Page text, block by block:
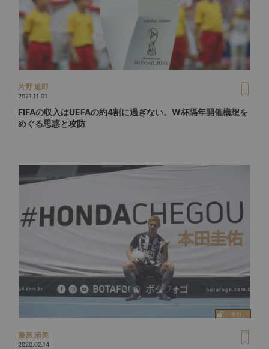
片野 道郎
2021.11.01
FIFAの収入はUEFAの約4割に過ぎない。W杯隔年開催構想を
めぐる思惑と攻防
藤原 清美
2020.02.14